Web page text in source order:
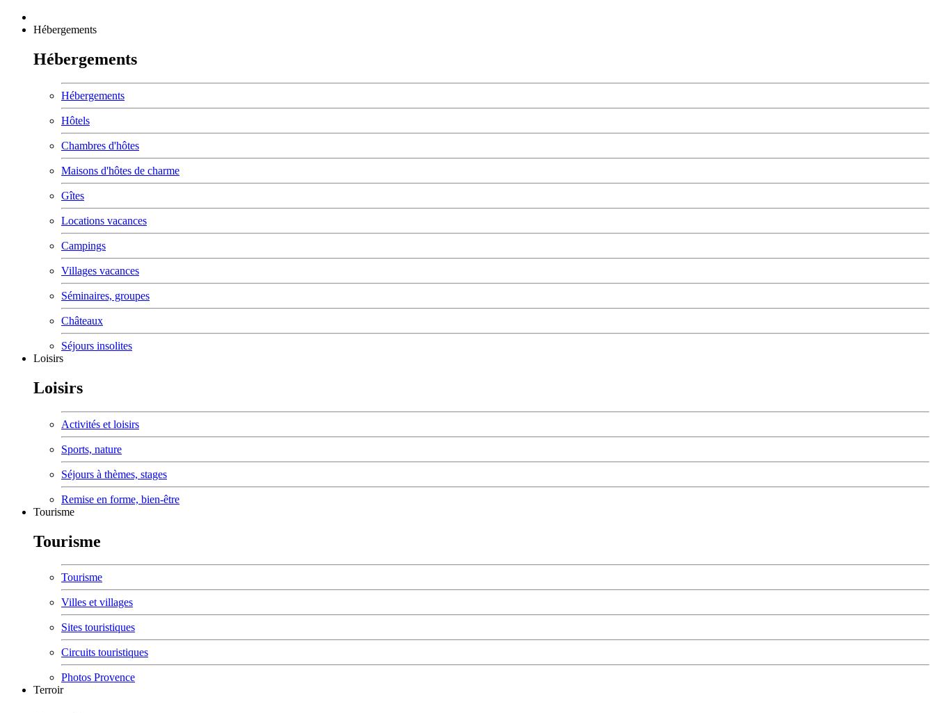
Hébergements
Hébergements
Hébergements
Hôtels
Chambres d'hôtes
Maisons d'hôtes de charme
Gîtes
Locations vacances
Campings
Villages vacances
Séminaires, groupes
Châteaux
Séjours insolites
Loisirs
Loisirs
Activités et loisirs
Sports, nature
Séjours à thèmes, stages
Remise en forme, bien-être
Tourisme
Tourisme
Tourisme
Villes et villages
Sites touristiques
Circuits touristiques
Photos Provence
Terroir